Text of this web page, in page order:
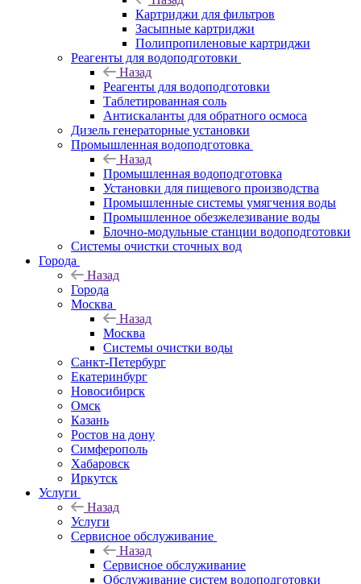
Картриджи для фильтров
Засыпные картриджи
Полипропиленовые картриджи
Реагенты для водоподготовки
Назад
Реагенты для водоподготовки
Таблетированная соль
Антискаланты для обратного осмоса
Дизель генераторные установки
Промышленная водоподготовка
Назад
Промышленная водоподготовка
Установки для пищевого производства
Промышленные системы умягчения воды
Промышленное обезжелезивание воды
Блочно-модульные станции водоподготовки
Системы очистки сточных вод
Города
Назад
Города
Москва
Назад
Москва
Системы очистки воды
Санкт-Петербург
Екатеринбург
Новосибирск
Омск
Казань
Ростов на дону
Симферополь
Хабаровск
Иркутск
Услуги
Назад
Услуги
Сервисное обслуживание
Назад
Сервисное обслуживание
Обслуживание систем водоподготовки